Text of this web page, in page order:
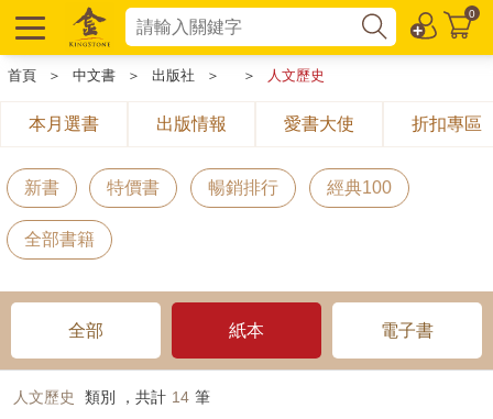
0
首頁 ＞ 中文書 ＞ 出版社 ＞ ＞ 人文歷史
本月選書 出版情報 愛書大使 折扣專區
新書 特價書 暢銷排行 經典100
全部書籍
全部 紙本 電子書
人文歷史 類別 ，共計 14 筆